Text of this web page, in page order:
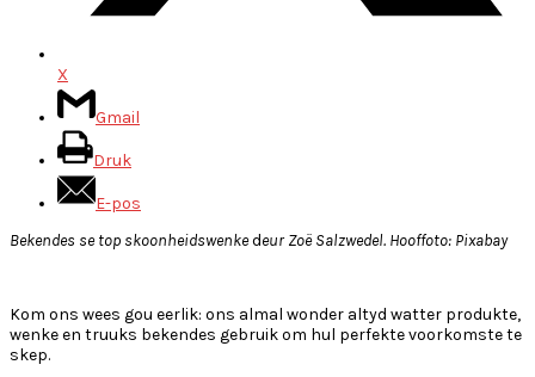
X
Gmail
Druk
E-pos
Bekendes se top skoonheidswenkedeur Zoë Salzwedel. Hooffoto: Pixabay
Kom ons wees gou eerlik: ons almal wonder altyd watter produkte,
wenke en truuks bekendes gebruik om hul perfekte voorkomste te
skep.